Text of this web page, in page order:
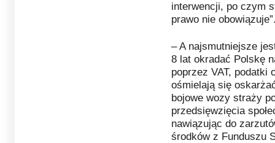
interwencji, po czym
prawo nie
– A najsmutniejsze
8 lat okradać Polskę
poprzez VAT, podatki
ośmielają się
bojowe wozy straży
przedsięwzięcia
nawiązując do
środków z Funduszu